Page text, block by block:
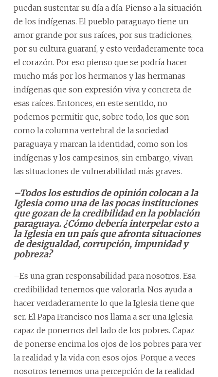
puedan sustentar su día a día. Pienso a la situación
de los indígenas. El pueblo paraguayo tiene un
amor grande por sus raíces, por sus tradiciones,
por su cultura guaraní, y esto verdaderamente toca
el corazón. Por eso pienso que se podría hacer
mucho más por los hermanos y las hermanas
indígenas que son expresión viva y concreta de
esas raíces. Entonces, en este sentido, no
podemos permitir que, sobre todo, los que son
como la columna vertebral de la sociedad
paraguaya y marcan la identidad, como son los
indígenas y los campesinos, sin embargo, vivan
las situaciones de vulnerabilidad más graves.
–Todos los estudios de opinión colocan a la
Iglesia como una de las pocas instituciones
que gozan de la credibilidad en la población
paraguaya. ¿Cómo debería interpelar esto a
la Iglesia en un país que afronta situaciones
de desigualdad, corrupción, impunidad y
pobreza?
–Es una gran responsabilidad para nosotros. Esa
credibilidad tenemos que valorarla. Nos ayuda a
hacer verdaderamente lo que la Iglesia tiene que
ser. El Papa Francisco nos llama a ser una Iglesia
capaz de ponernos del lado de los pobres. Capaz
de ponerse encima los ojos de los pobres para ver
la realidad y la vida con esos ojos. Porque a veces
nosotros tenemos una percepción de la realidad